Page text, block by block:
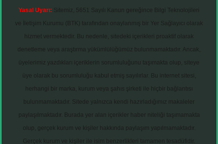
Yasal Uyarı: Sitemiz, 5651 Sayılı Kanun gereğince Bilgi Teknolojileri
ve İletişim Kurumu (BTK) tarafından onaylanmış bir Yer Sağlayıcı olarak
hizmet vermektedir. Bu nedenle, sitedeki içerikleri proaktif olarak
denetleme veya araştırma yükümlülüğümüz bulunmamaktadır. Ancak,
üyelerimiz yazdıkları içeriklerin sorumluluğunu taşımakta olup, siteye
üye olarak bu sorumluluğu kabul etmiş sayılırlar. Bu internet sitesi,
herhangi bir marka, kurum veya şahıs şirketi ile hiçbir bağlantısı
bulunmamaktadır. Sitede yalnızca kendi hazırladığımız makaleler
paylaşılmaktadır. Burada yer alan içerikler haber niteliği taşımamakta
olup, gerçek kurum ve kişiler hakkında paylaşım yapılmamaktadır.
Gerçek kurum ve kişiler ile isim benzerlikleri tamamen tesadüfidir.